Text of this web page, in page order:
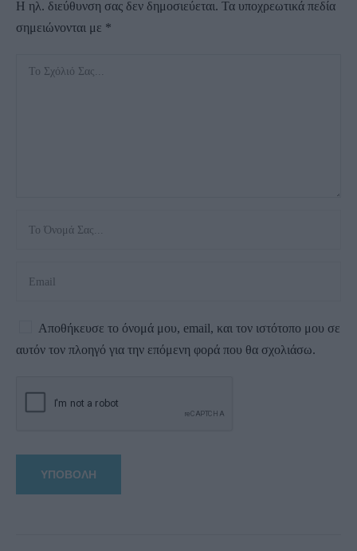
Η ηλ. διεύθυνση σας δεν δημοσιεύεται. Τα υποχρεωτικά πεδία
σημειώνονται με *
Αποθήκευσε το όνομά μου, email, και τον ιστότοπο μου σε
αυτόν τον πλοηγό για την επόμενη φορά που θα σχολιάσω.